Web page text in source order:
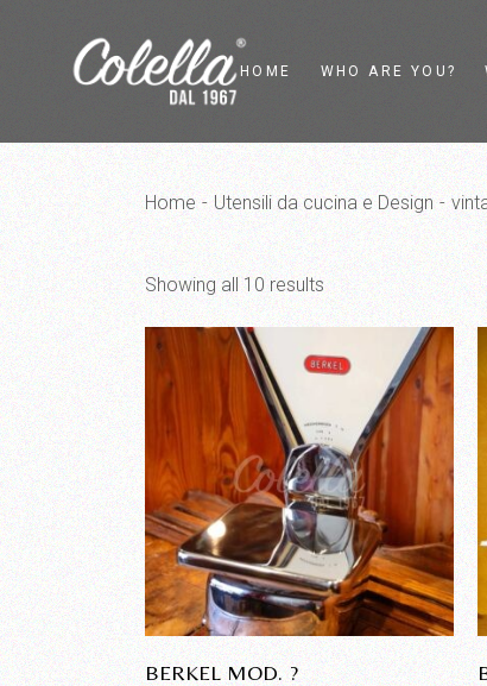
HOME WHO ARE YOU?
Private
Food Service
Food Retailer
Interior Designer
Home Utensili da cucina e Design
Showing all 10 results
BERKEL MOD. ?